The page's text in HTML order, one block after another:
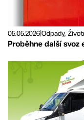
05.05.2026Odpady,
Proběhne další svoz